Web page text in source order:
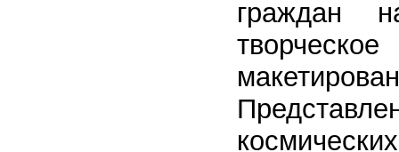
граждан